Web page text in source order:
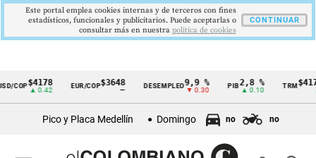
Cintillo
económicos
COP$4178
▲ 0.42
EUR/COP$3648 DESEMPLEO9,9 %
▼ 0.30
PIB2,8 %
▲ 0.10
TRM
Pico y Placa Medellín Domingo no no
Este portal emplea cookies internas y de terceros con fines
estadísticos, funcionales y publicitarios. Puede aceptarlas o
consultar más en nuestra politica de cookies
CONTINUAR